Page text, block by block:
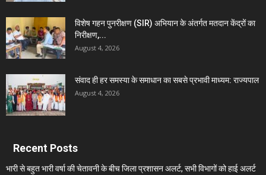
विशेष गहन पुनरीक्षण (SIR) अभियान के अंतर्गत मतदान केंद्रों का
निरीक्षण,...
August 4, 2026
संवाद ही हर समस्या के समाधान का सबसे प्रभावी माध्यम: राज्यपाल
August 4, 2026
Recent Posts
भारी से बहुत भारी वर्षा की चेतावनी के बीच जिला प्रशासन अलर्ट, सभी विभागों को हाई अलर्ट